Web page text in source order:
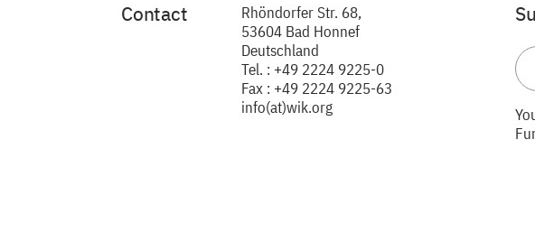
Contact
Rhöndorfer Str. 68,
53604 Bad Honnef
Deutschland
Tel. : +49 2224 9225-0
Fax : +49 2224 9225-63
info(at)wik.org